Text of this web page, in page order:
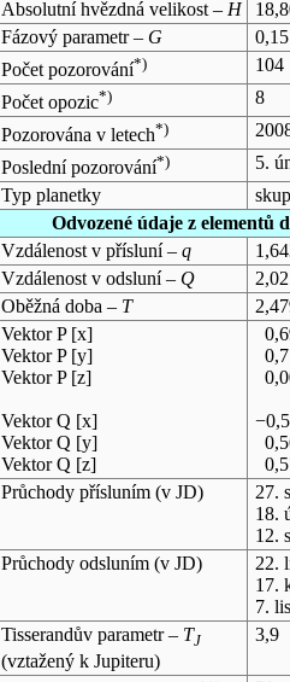
Absolutní hvězdná velikost – H
Fázový parametr – G
0,15
Počet pozorování*)
104
Počet opozic*)
8
Pozorována v letech*)
Poslední pozorování*)
5.
Typ planetky
Odvozené údaje z elementů
Vzdálenost v přísluní – q
Vzdálenost v odsluní – Q
Oběžná doba – T
Vektor P [x]
Vektor P [y]
Vektor P [z]
Vektor Q [x]
Vektor Q [y]
Vektor Q [z]
Průchody přísluním (v JD) 27.
18.
12.
Průchody odsluním (v JD) 22.
17.
7.
Tisserandův parametr – TJ
(vztažený k Jupiteru)
3,9